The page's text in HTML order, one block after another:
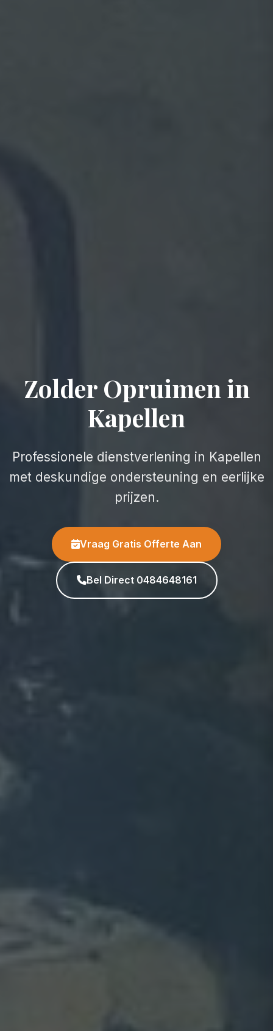
Zolder Opruimen in
Kapellen
Professionele dienstverlening in Kapellen
met deskundige ondersteuning en eerlijke
prijzen.
Vraag Gratis Offerte Aan
Bel Direct 0484648161